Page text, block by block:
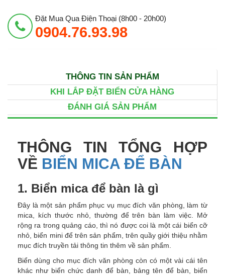
Đặt Mua Qua Điện Thoại (8h00 - 20h00)
0904.76.93.98
THÔNG TIN SẢN PHẨM
KHI LẮP ĐẶT BIỂN CỬA HÀNG
ĐÁNH GIÁ SẢN PHẨM
THÔNG TIN TỔNG HỢP
VỀ BIỂN MICA ĐỂ BÀN
1. Biển mica để bàn là gì
Đây là một sản phẩm phục vụ mục đích văn phòng, làm từ
mica, kích thước nhỏ, thường để trên bàn làm việc. Mở
rộng ra trong quảng cáo, thì nó được coi là một cái biển cỡ
nhỏ, biển mini để trên sản phẩm, trên quầy giới thiệu nhằm
mục đích truyền tải thông tin thêm về sản phẩm.
Biển dùng cho mục đích văn phòng còn có một vài cái tên
khác như biển chức danh để bàn, bảng tên để bàn, biển